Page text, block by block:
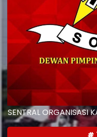
SENTRAL ORGANISASI